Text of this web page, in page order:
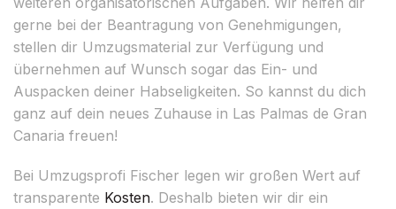
gerne bei der Beantragung von Genehmigungen,
stellen dir Umzugsmaterial zur Verfügung und
übernehmen auf Wunsch sogar das Ein- und
Auspacken deiner Habseligkeiten. So kannst du dich
ganz auf dein neues Zuhause in Las Palmas de Gran
Canaria freuen!
Bei Umzugsprofi Fischer legen wir großen Wert auf
transparente Kosten. Deshalb bieten wir dir ein